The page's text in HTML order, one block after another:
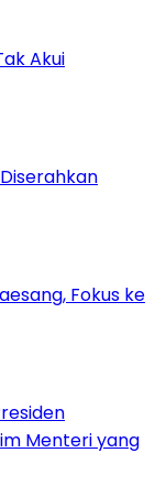
Akui
Fokus ke
Menteri yang